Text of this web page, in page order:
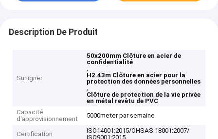
Description De Produit
Surligner
50x200mm Clôture en acier de
confidentialité
,
H2.43m Clôture en acier pour la
protection des données personnelles
,
Clôture de protection de la vie privée
en métal revêtu de PVC
Capacité
d'approvisionnement
5000meter par semaine
Certification
ISO14001:2015/OHSAS 18001:2007/
ISO9001:2015